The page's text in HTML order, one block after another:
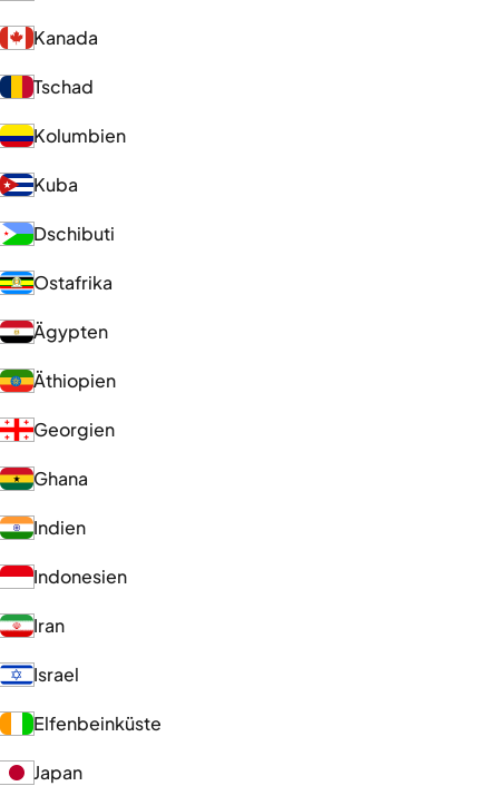
Kanada
Tschad
Kolumbien
Kuba
Dschibuti
Ostafrika
Ägypten
Äthiopien
Georgien
Ghana
Indien
Indonesien
Iran
Israel
Elfenbeinküste
Japan